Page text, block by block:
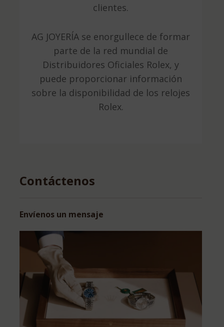
clientes.
AG JOYERÍA se enorgullece de formar
parte de la red mundial de
Distribuidores Oficiales Rolex, y
puede proporcionar información
sobre la disponibilidad de los relojes
Rolex.
Contáctenos
Envíenos un mensaje